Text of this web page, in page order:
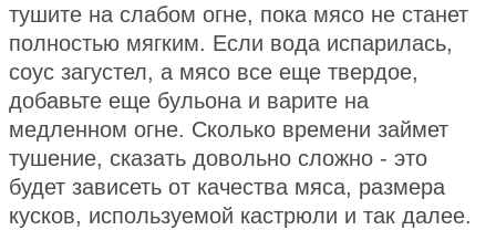
тушите на слабом огне, пока мясо не станет
полностью мягким. Если вода испарилась,
соус загустел, а мясо все еще твердое,
добавьте еще бульона и варите на
медленном огне. Сколько времени займет
тушение, сказать довольно сложно - это
будет зависеть от качества мяса, размера
кусков, используемой кастрюли и так далее.